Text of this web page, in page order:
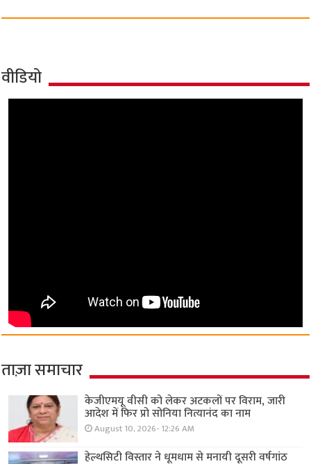
वीडियो
ताज़ा समाचार
केजीएमयू वीसी को लेकर अटकलों पर विराम, जारी
आदेश में फिर प्रो सोनिया नित्यानंद का नाम
August 10, 2026- 12:26 AM
हेल्थसिटी विस्तार ने धूमधाम से मनायी दूसरी वर्षगांठ